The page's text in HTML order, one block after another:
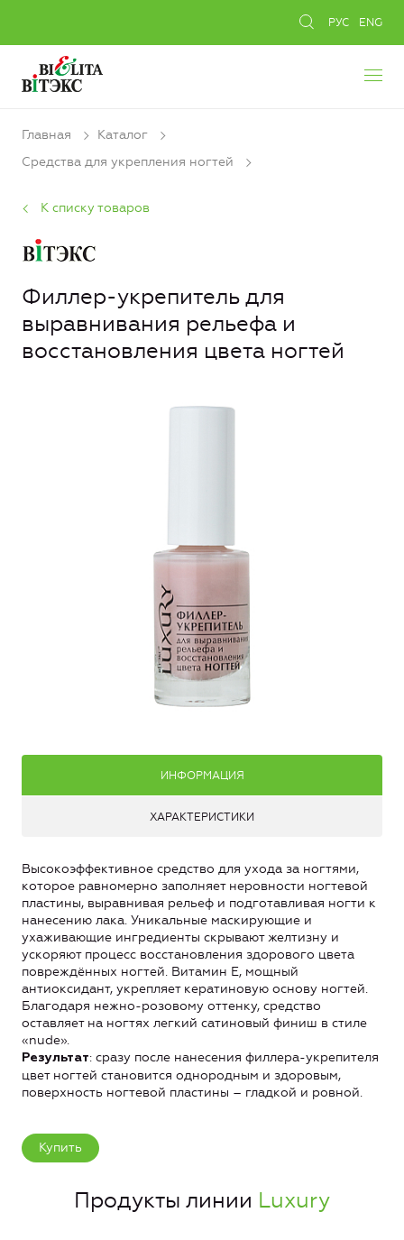
РУС ENG
Главная
Каталог
Средства для укрепления ногтей
К списку товаров
Филлер-укрепитель для
выравнивания рельефа и
восстановления цвета ногтей
ИНФОРМАЦИЯ
ХАРАКТЕРИСТИКИ
Высокоэффективное средство для ухода за ногтями,
которое равномерно заполняет неровности ногтевой
пластины, выравнивая рельеф и подготавливая ногти к
нанесению лака. Уникальные маскирующие и
ухаживающие ингредиенты скрывают желтизну и
ускоряют процесс восстановления здорового цвета
повреждённых ногтей. Витамин Е, мощный
антиоксидант, укрепляет кератиновую основу ногтей.
Благодаря нежно-розовому оттенку, средство
оставляет на ногтях легкий сатиновый финиш в стиле
«nude».
Результат: сразу после нанесения филлера-укрепителя
цвет ногтей становится однородным и здоровым,
поверхность ногтевой пластины – гладкой и ровной.
Купить
Продукты линии Luxury